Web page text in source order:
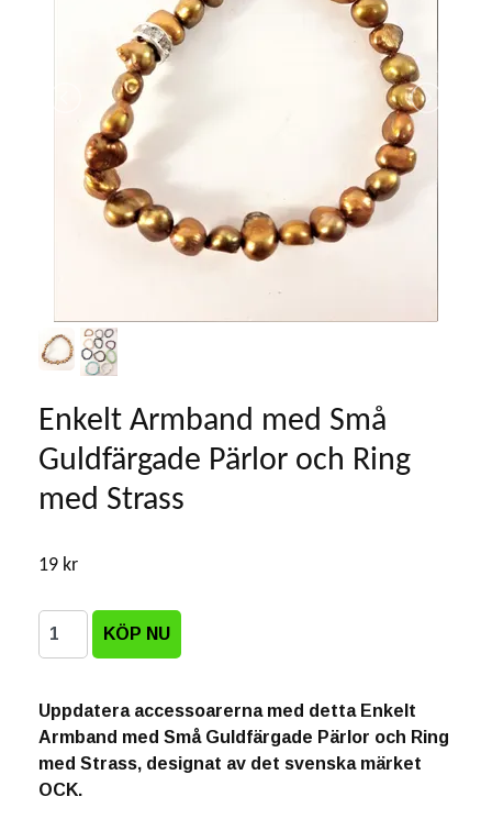
Enkelt Armband med Små
Guldfärgade Pärlor och Ring
med Strass
19 kr
Uppdatera accessoarerna med detta Enkelt
Armband med Små Guldfärgade Pärlor och Ring
med Strass, designat av det svenska märket
OCK.